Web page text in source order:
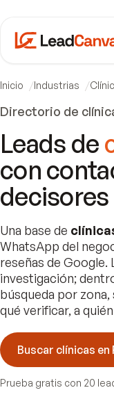
Inicio Industrias
Directorio de
Leads de
con
Una base de
WhatsApp del
reseñas de Google.
investigación;
búsqueda por zona,
qué verificar, a
Buscar clínicas en
Prueba gratis con 20